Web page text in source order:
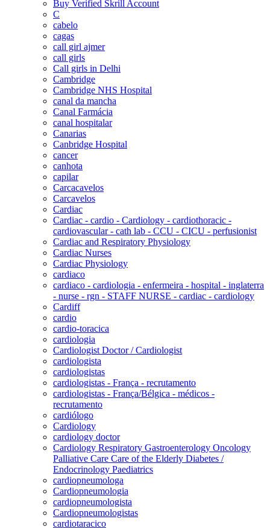
Buy Verified Skrill Account
C
cabelo
cagas
call girl ajmer
call girls
Call girls in Delhi
Cambridge
Cambridge NHS Hospital
canal da mancha
Canal Farmácia
canal hospitalar
Canarias
Canbridge Hospital
cancer
canhota
capilar
Carcacavelos
Carcavelos
Cardiac
Cardiac - cardio - Cardiology - cardiothoracic -
cardiovascular - cath lab - CCU - CICU - perfusionist
Cardiac and Respiratory Physiology
Cardiac Nurses
Cardiac Physiology
cardiaco
cardiaco - cardiologia - enfermeira - hospital - inglaterra
- nurse - rgn - STAFF NURSE - cardiac - cardiology
Cardiff
cardio
cardio-toracica
cardiologia
Cardiologist Doctor / Cardiologist
cardiologista
cardiologistas
cardiologistas - França - recrutamento
cardiologistas - França/Bélgica - médicos -
recrutamento
cardiólogo
Cardiology
cardiology doctor
Cardiology Respiratory Gastroenterology Oncology
Palliative Care Care of the Elderly Diabetes /
Endocrinology Paediatrics
cardiopneumologa
Cardiopneumologia
cardiopneumologista
Cardiopneumologistas
cardiotaracico